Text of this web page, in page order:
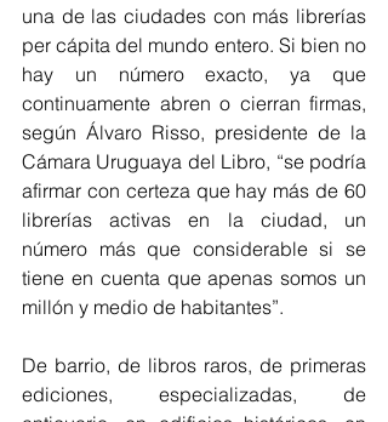
una de las ciudades con más librerías
per cápita del mundo entero. Si bien no
hay un número exacto, ya que
continuamente abren o cierran firmas,
según Álvaro Risso, presidente de la
Cámara Uruguaya del Libro, “se podría
afirmar con certeza que hay más de 60
librerías activas en la ciudad, un
número más que considerable si se
tiene en cuenta que apenas somos un
millón y medio de habitantes”.
De barrio, de libros raros, de primeras
ediciones, especializadas, de